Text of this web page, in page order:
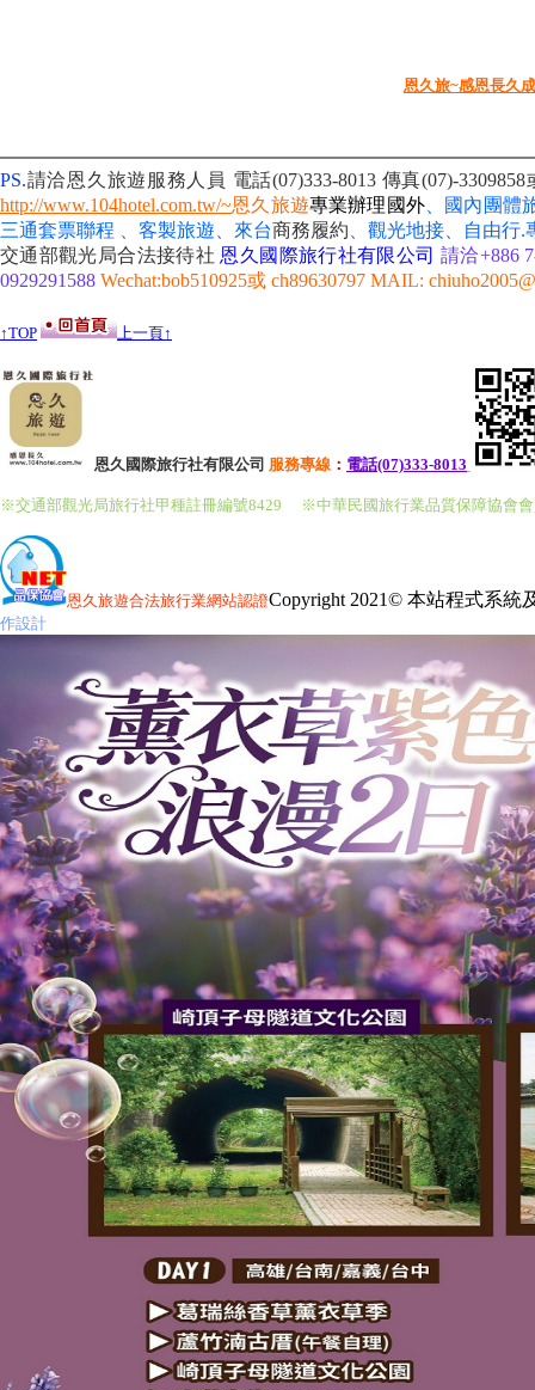
恩久旅~感恩長久
PS.請洽恩久旅遊服務人員 電話(07)333-8013 傳真(07)-
http://www.104hotel.com.tw/~恩久旅遊專業辦理國外 、國內團
三通套票聯程 、客製旅遊、來台商務履約 觀光地接、自由行.
交通部觀光局合法接待社 恩久國際旅行社有限公司 請洽+886
0929291588 Wechat:bob510925或 ch89630797 MAIL:
↑TOP 上一頁↑
恩久國際旅行社有限公司 服務專線 ： 電話(07)333-8013
※交通部觀光局旅行社甲種註冊編號8429 ※中華民國旅行業品質保障協會
恩久旅遊合法旅行業網站認證Copyright 2021© 本站程式系統
作設計